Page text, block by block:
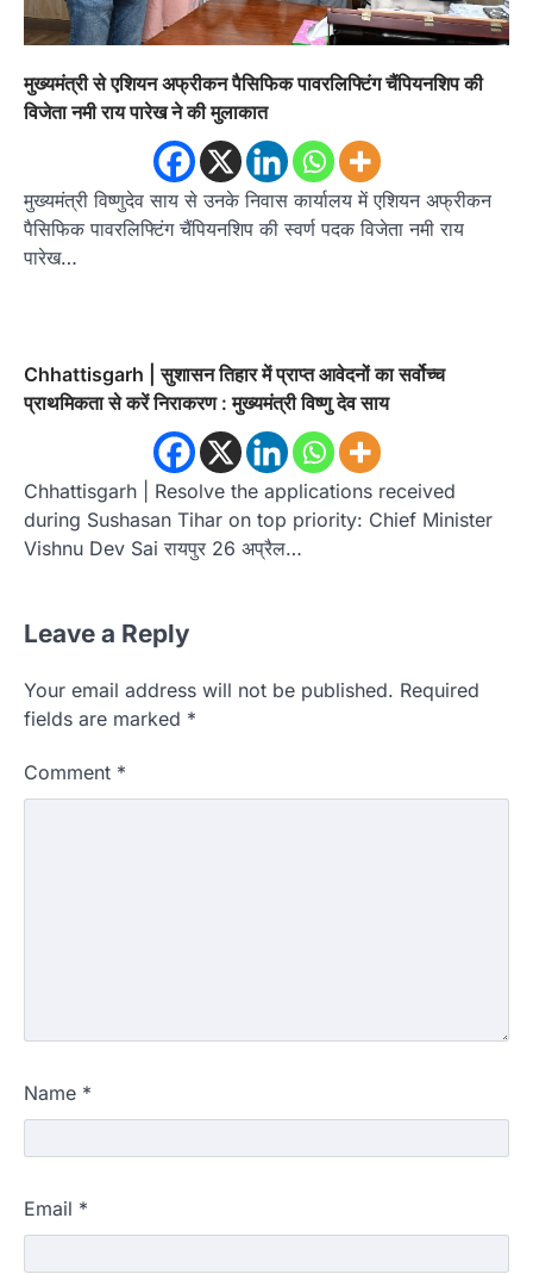
मुख्यमंत्री से एशियन अफ्रीकन पैसिफिक पावरलिफ्टिंग चैंपियनशिप की
विजेता नमी राय पारेख ने की मुलाकात
मुख्यमंत्री विष्णुदेव साय से उनके निवास कार्यालय में एशियन अफ्रीकन
पैसिफिक पावरलिफ्टिंग चैंपियनशिप की स्वर्ण पदक विजेता नमी राय
पारेख…
Chhattisgarh | सुशासन तिहार में प्राप्त आवेदनों का सर्वोच्च
प्राथमिकता से करें निराकरण : मुख्यमंत्री विष्णु देव साय
Chhattisgarh | Resolve the applications received
during Sushasan Tihar on top priority: Chief Minister
Vishnu Dev Sai रायपुर 26 अप्रैल…
Leave a Reply
Your email address will not be published. Required
fields are marked *
Comment *
Name *
Email *